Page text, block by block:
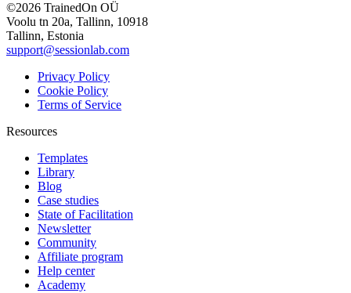
©2026 TrainedOn OÜ
Voolu tn 20a, Tallinn, 10918
Tallinn, Estonia
support@sessionlab.com
Privacy Policy
Cookie Policy
Terms of Service
Resources
Templates
Library
Blog
Case studies
State of Facilitation
Newsletter
Community
Affiliate program
Help center
Academy